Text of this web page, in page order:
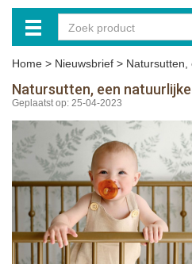
Home > Nieuwsbrief > Natursutten,
Natursutten, een
Geplaatst op: 25-04-2023